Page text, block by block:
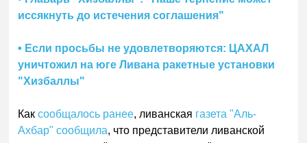
иссякнуть до истечения соглашения"
• Если просьбы не удовлетворяются: ЦАХАЛ
уничтожил на юге Ливана ракетные установки
"Хизбаллы"
Каксообщалось ранее, ливанская газета "Аль-
Ахбар" сообщила, что представители ливанской